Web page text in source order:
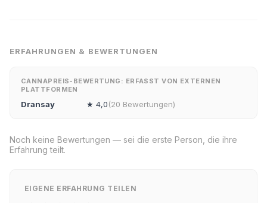
ERFAHRUNGEN & BEWERTUNGEN
CANNAPREIS-BEWERTUNG: ERFASST VON EXTERNEN
PLATTFORMEN
Dransay ★ 4,0(20 Bewertungen)
Noch keine Bewertungen — sei die erste Person, die ihre
Erfahrung teilt.
EIGENE ERFAHRUNG TEILEN